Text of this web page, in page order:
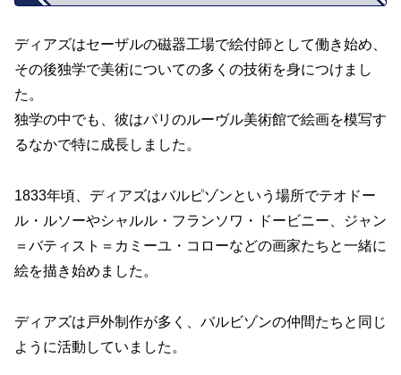
ディアズはセーザルの磁器工場で絵付師として働き始め、
その後独学で美術についての多くの技術を身につけまし
た。
独学の中でも、彼はパリのルーヴル美術館で絵画を模写す
るなかで特に成長しました。
1833年頃、ディアズはバルピゾンという場所でテオドー
ル・ルソーやシャルル・フランソワ・ドービニー、ジャン
＝バティスト＝カミーユ・コローなどの画家たちと一緒に
絵を描き始めました。
ディアズは戸外制作が多く、バルビゾンの仲間たちと同じ
ように活動していました。